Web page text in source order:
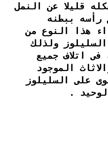
قليلا عن النمل
رأسه ببطنه
هذا النوع من
ولذلك
فى اتلاف جميع
الموجود
على السليلوز
.